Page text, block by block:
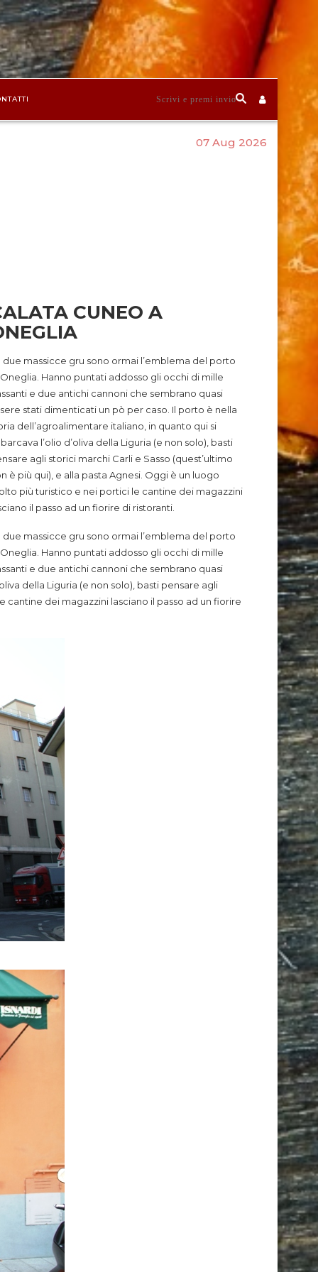
07 Aug 2026
CUNEO A
due massicce gru sono ormai l’emblema del porto
Hanno puntati addosso gli occhi di mille
e due antichi cannoni che sembrano quasi
stati dimenticati un pò per caso. Il porto è nella
dell’agroalimentare italiano, in quanto qui si
l’olio d’oliva della Liguria (e non solo), basti
agli storici marchi Carli e Sasso (quest’ultimo
è più qui), e alla pasta Agnesi. Oggi è un luogo
più turistico e nei portici le cantine dei magazzini
il passo ad un fiorire di ristoranti.
due massicce gru sono ormai l’emblema del porto
Hanno puntati addosso gli occhi di mille
e due antichi cannoni che sembrano quasi
della Liguria (e non solo), basti pensare agli
cantine dei magazzini lasciano il passo ad un fiorire